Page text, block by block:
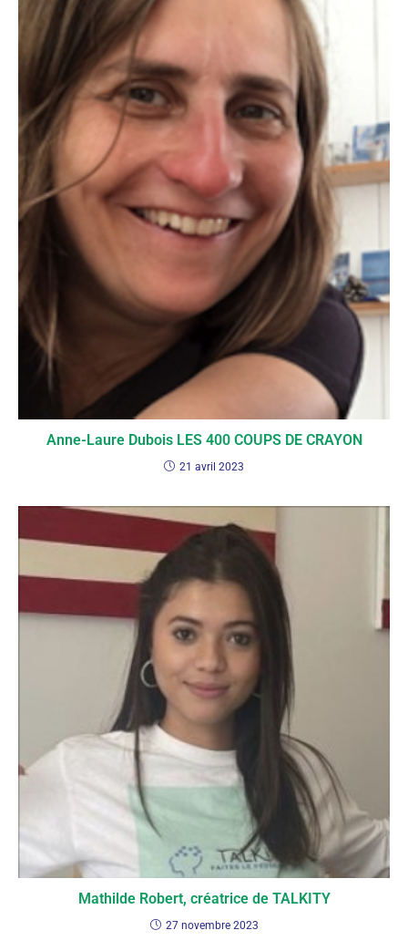
Anne-Laure Dubois LES 400 COUPS DE CRAYON
21 avril 2023
Mathilde Robert, créatrice de TALKITY
27 novembre 2023